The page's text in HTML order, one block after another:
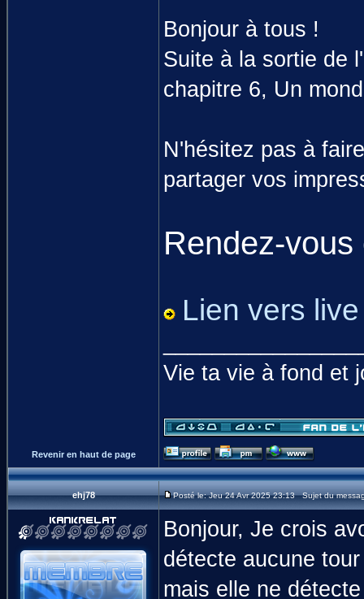
Bonjour à tous !
Suite à la sortie de l'
chapitre 6, Un
N'hésitez pas à
partager vos
Rendez-
Lien vers live
Vie ta vie à fond et
Revenir en haut de page
ehj78 Posté le: Jeu 24 Avr 2025 23:13 Sujet du
Bonjour, Je crois
détecte aucune
mais elle ne